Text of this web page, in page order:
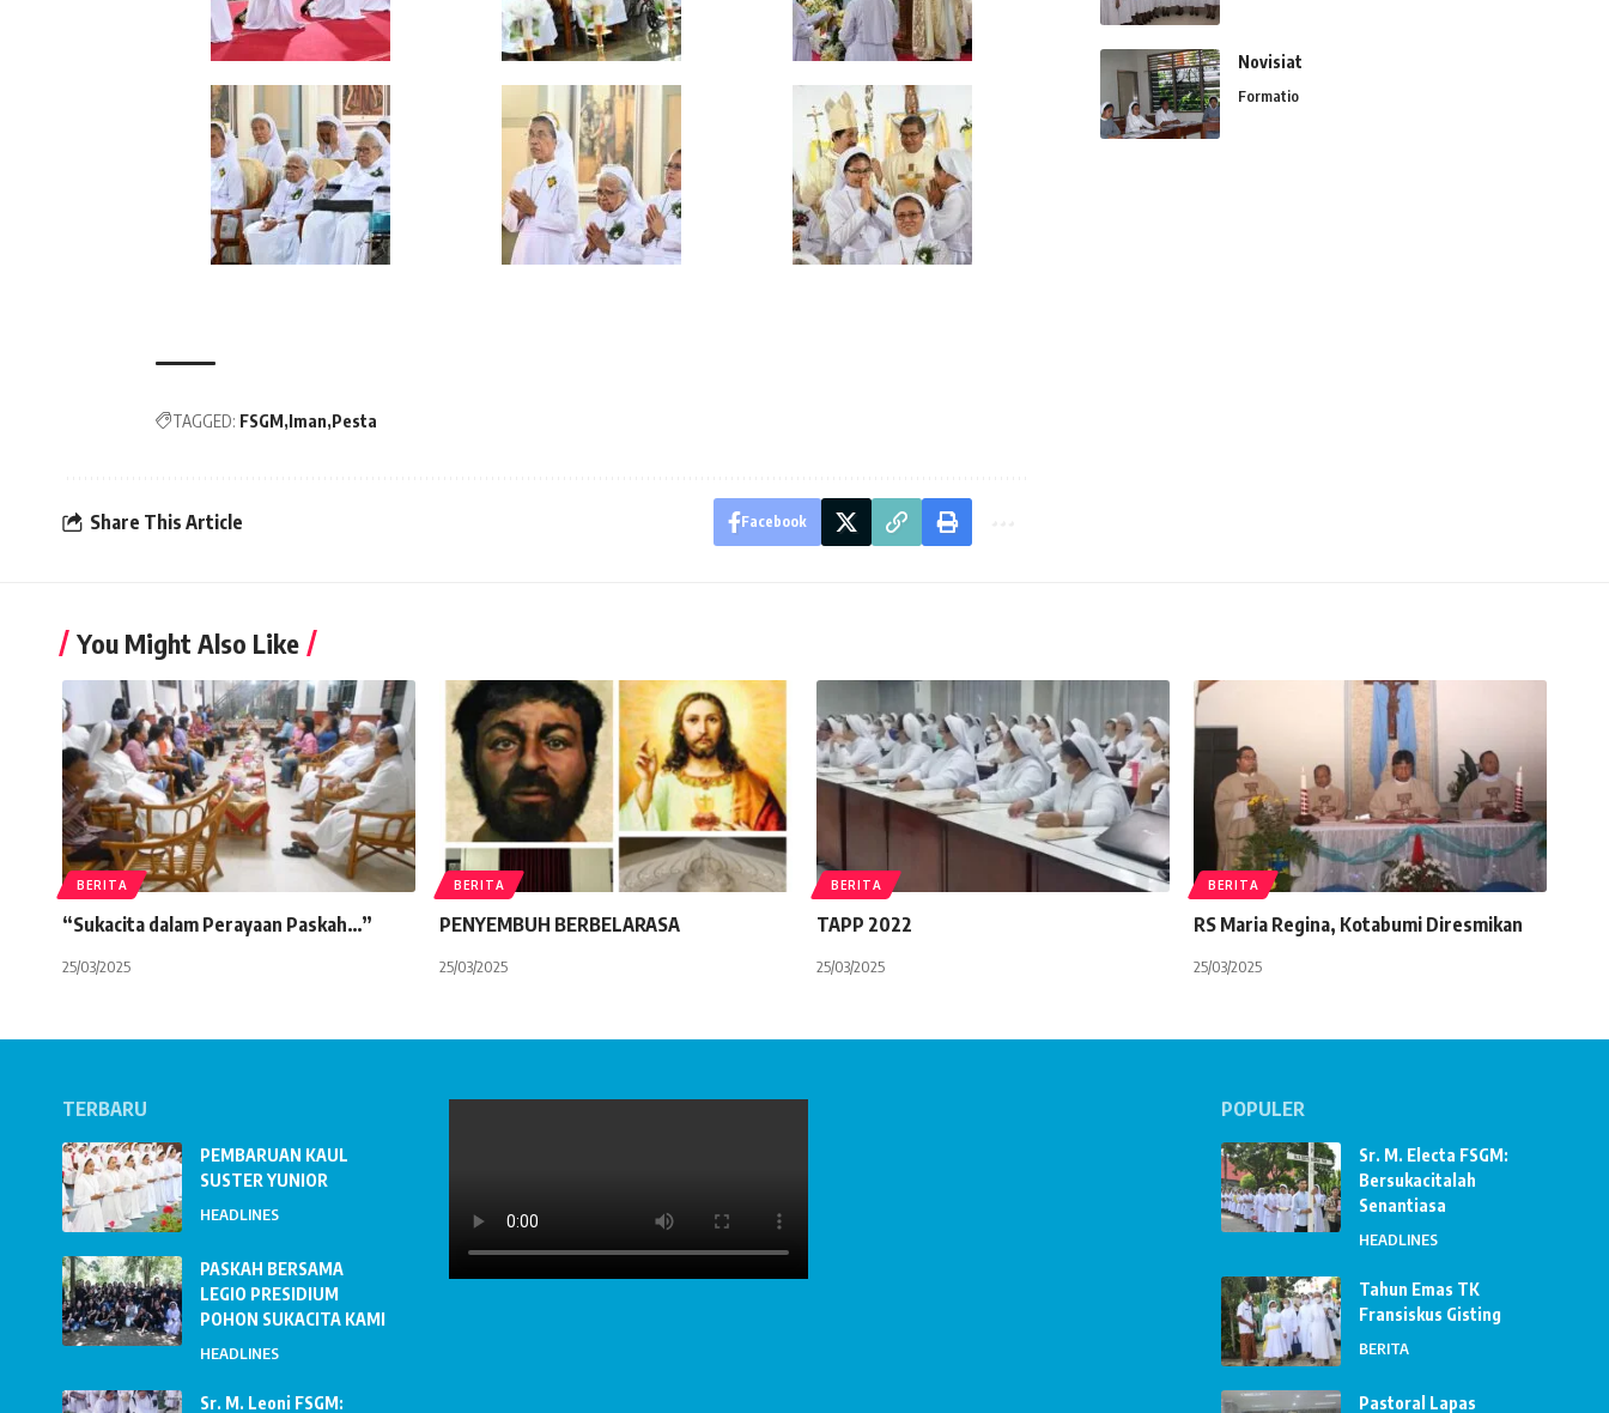
TAGGED: FSGM Iman Pesta
Share This Article Facebook
Novisiat
Formatio
You Might Also Like
BERITA
“Sukacita dalam Perayaan Paskah…”
25/03/2025
BERITA
PENYEMBUH BERBELARASA
25/03/2025
BERITA
TAPP 2022
25/03/2025
BERITA
RS Maria Regina, Kotabumi Diresmikan
25/03/2025
TERBARU
PEMBARUAN KAUL
SUSTER YUNIOR
HEADLINES
PASKAH BERSAMA
LEGIO PRESIDIUM
POHON SUKACITA KAMI
HEADLINES
Sr. M. Leoni FSGM:
POPULER
Sr. M. Electa FSGM:
Bersukacitalah
Senantiasa
HEADLINES
Tahun Emas TK
Fransiskus Gisting
BERITA
Pastoral Lapas